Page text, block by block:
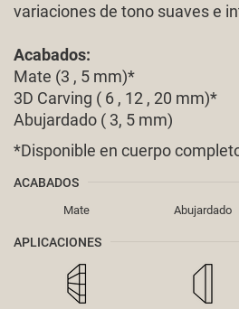
variaciones de tono suaves e
Acabados:
Mate (3 , 5 mm)*
3D Carving ( 6 , 12 , 20 mm)*
Abujardado ( 3, 5 mm)
*Disponible en cuerpo
ACABADOS
Mate Abujardado
APLICACIONES